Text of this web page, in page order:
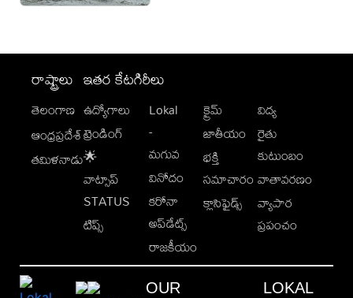
రాష్ట్రాలు
తెలంగాణ
ఆంధ్రప్రదేశ్
తమిళనాడు
ఇతర కేటగిరీలు
ఉద్యోగాలు
ట్రెండింగ్
🌟
వాట్సాప్
STATUS
టిప్స్
Lokal
-
మగువ
వినోదం
కరోనా
అప్‌డేట్స్
రాజకీయం
క్రైమ్
జాతీయం
భక్తి
సమాచారం
క్లాసిఫైడ్స్
విద్య
రైతు
కుటుంబం
వాతావరణం
వ్యాపార
ప్రపంచం
OUR
LOKAL